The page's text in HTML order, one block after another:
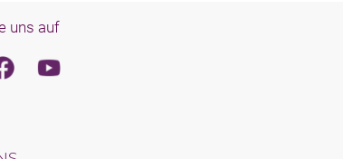
uns auf
Youtube